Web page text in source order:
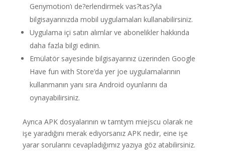
Genymotion’ı de?erlendirmek vas?tas?yla
bilgisayarınızda mobil uygulamaları kullanabilirsiniz.
Uygulama içi satın alımlar ve abonelikler hakkında
daha fazla bilgi edinin.
Emülatör sayesinde bilgisayarınız üzerinden Google
Have fun with Store’da yer joe uygulamalarının
kullanmanın yanı sıra Android oyunlarını da
oynayabilirsiniz.
Ayrıca APK dosyalarının w tamtym miejscu olarak ne
işe yaradığını merak ediyorsanız APK nedir, eine işe
yarar sorularını cevapladığımız yazıya göz atabilirsiniz.